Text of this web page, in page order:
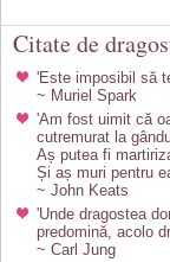
Citate de
'Este imposibil să
~ Muriel Spark
'Am fost uimit că
cutremurat la
Aș putea fi
Și aș muri pentru
~ John Keats
'Unde dragostea
predomină, acolo
~ Carl Jung